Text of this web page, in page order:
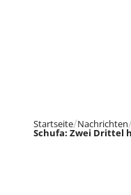
Startseite Nachrichten
Schufa: Zwei Drittel